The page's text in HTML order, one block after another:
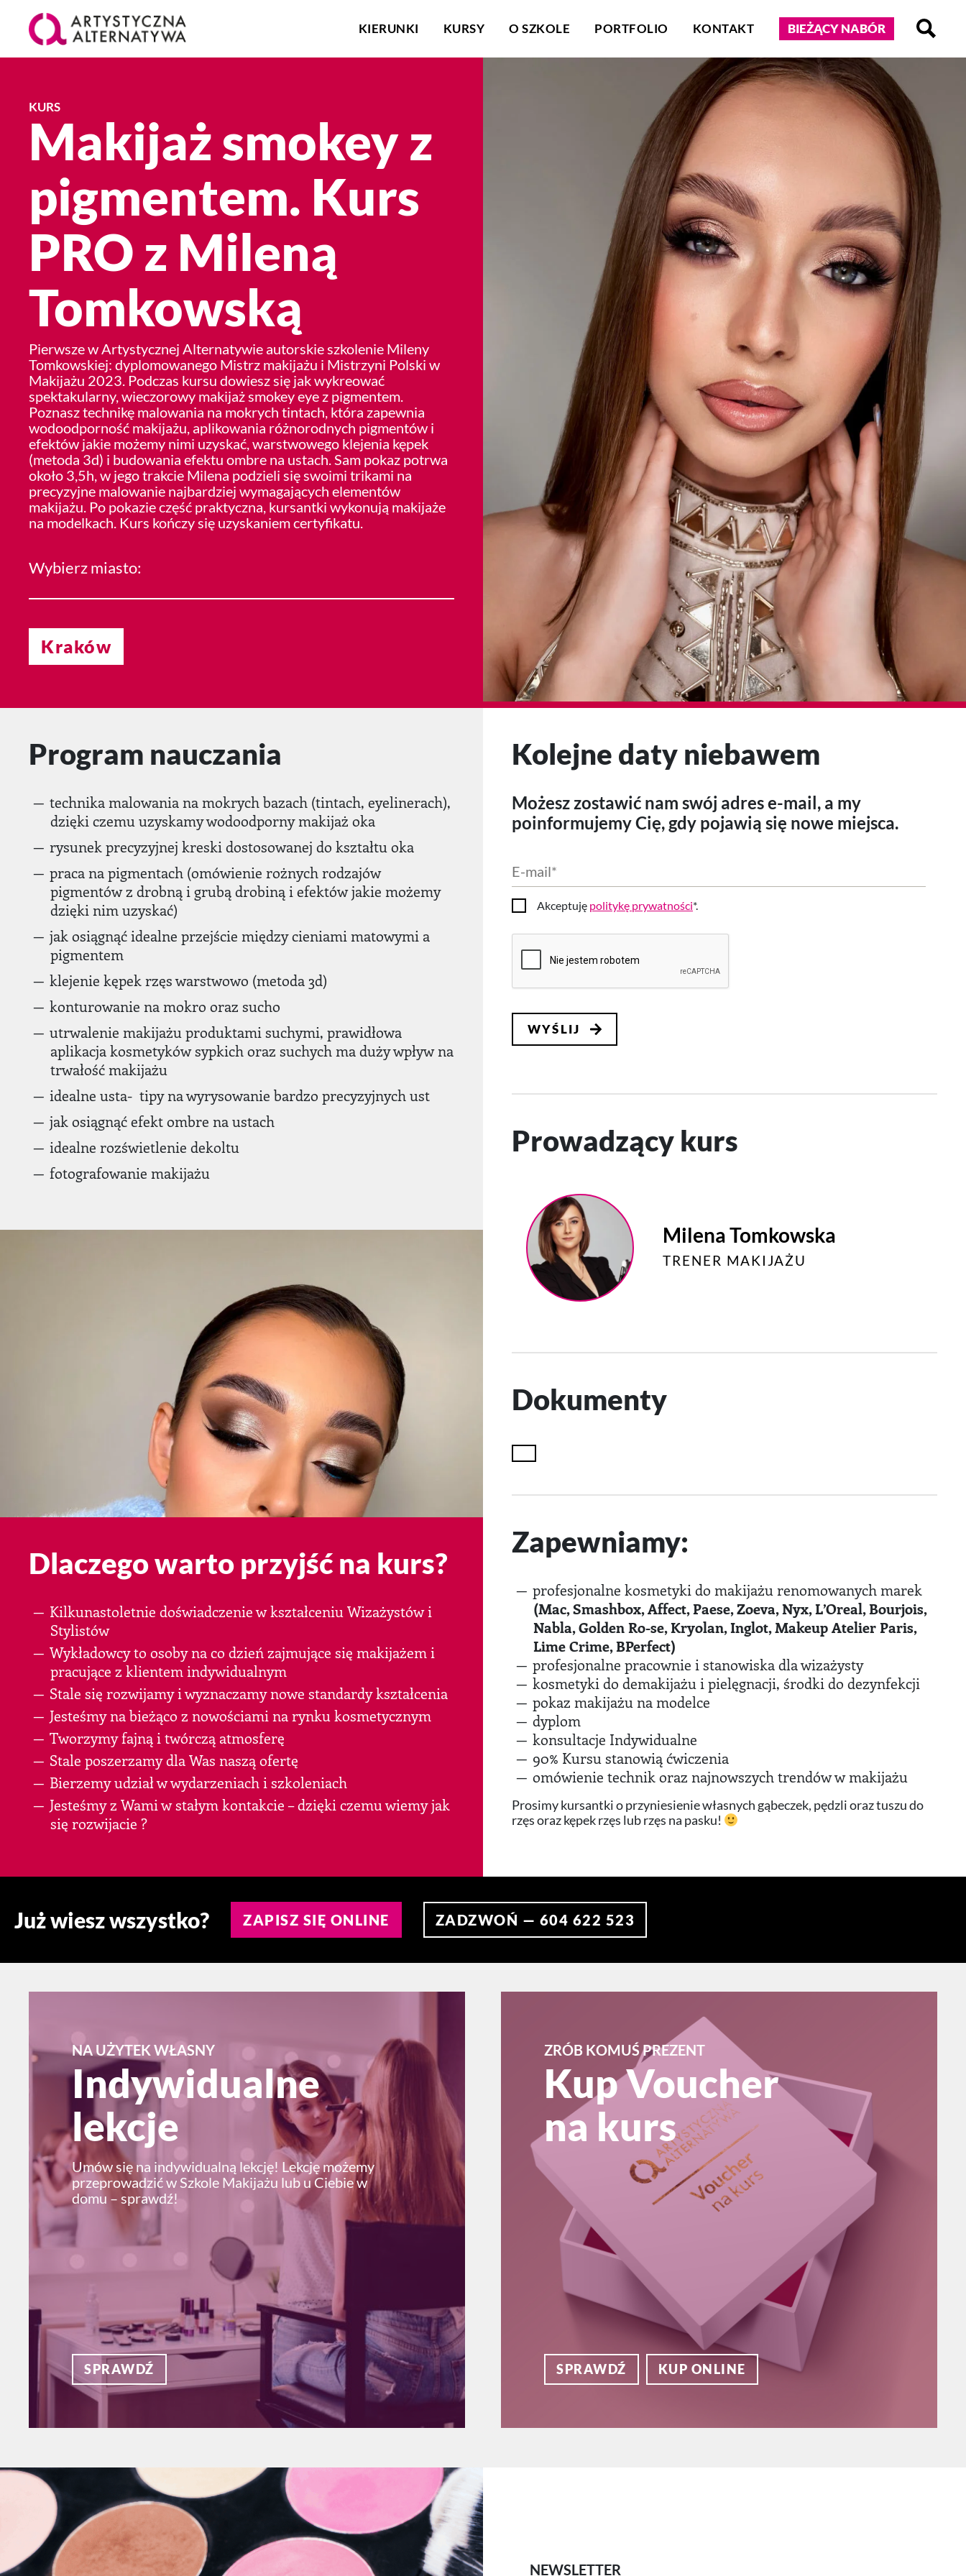
KIERUNKI KURSY O SZKOLE PORTFOLIO KONTAKT BIEŻĄCY NABÓR
KURS
Makijaż smokey z
pigmentem. Kurs
PRO z Mileną
Tomkowską
Pierwsze w Artystycznej Alternatywie autorskie szkolenie Mileny
Tomkowskiej: dyplomowanego Mistrz makijażu i Mistrzyni Polski w
Makijażu 2023. Podczas kursu dowiesz się jak wykreować
spektakularny, wieczorowy makijaż smokey eye z pigmentem.
Poznasz technikę malowania na mokrych tintach, która zapewnia
wodoodporność makijażu, aplikowania różnorodnych pigmentów i
efektów jakie możemy nimi uzyskać, warstwowego klejenia kępek
(metoda 3d) i budowania efektu ombre na ustach. Sam pokaz potrwa
około 3,5h, w jego trakcie Milena podzieli się swoimi trikami na
precyzyjne malowanie najbardziej wymagających elementów
makijażu. Po pokazie część praktyczna, kursantki wykonują makijaże
na modelkach. Kurs kończy się uzyskaniem certyfikatu.
Wybierz miasto:
Kraków
Program nauczania
technika malowania na mokrych bazach (tintach, eyelinerach),
dzięki czemu uzyskamy wodoodporny makijaż oka
rysunek precyzyjnej kreski dostosowanej do kształtu oka
praca na pigmentach (omówienie rożnych rodzajów
pigmentów z drobną i grubą drobiną i efektów jakie możemy
dzięki nim uzyskać)
jak osiągnąć idealne przejście między cieniami matowymi a
pigmentem
klejenie kępek rzęs warstwowo (metoda 3d)
konturowanie na mokro oraz sucho
utrwalenie makijażu produktami suchymi, prawidłowa
aplikacja kosmetyków sypkich oraz suchych ma duży wpływ na
trwałość makijażu
idealne usta- tipy na wyrysowanie bardzo precyzyjnych ust
jak osiągnąć efekt ombre na ustach
idealne rozświetlenie dekoltu
fotografowanie makijażu
Dlaczego warto przyjść na kurs?
Kilkunastoletnie doświadczenie w kształceniu Wizażystów i
Stylistów
Wykładowcy to osoby na co dzień zajmujące się makijażem i
pracujące z klientem indywidualnym
Stale się rozwijamy i wyznaczamy nowe standardy kształcenia
Jesteśmy na bieżąco z nowościami na rynku kosmetycznym
Tworzymy fajną i twórczą atmosferę
Stale poszerzamy dla Was naszą ofertę
Bierzemy udział w wydarzeniach i szkoleniach
Jesteśmy z Wami w stałym kontakcie – dzięki czemu wiemy jak
się rozwijacie ?
Kolejne daty niebawem
Możesz zostawić nam swój adres e-mail, a my
poinformujemy Cię, gdy pojawią się nowe miejsca.
E-
mail *
ZgodaAkceptuję politykę prywatności*.
CAPTCHA
Prowadzący kurs
Milena Tomkowska
TRENER MAKIJAŻU
Dokumenty
Zapewniamy:
profesjonalne kosmetyki do makijażu renomowanych marek
(Mac, Smashbox, Affect, Paese, Zoeva, Nyx, L’Oreal, Bourjois,
Nabla, Golden Ro-se, Kryolan, Inglot, Makeup Atelier Paris,
Lime Crime, BPerfect)
profesjonalne pracownie i stanowiska dla wizażysty
kosmetyki do demakijażu i pielęgnacji, środki do dezynfekcji
pokaz makijażu na modelce
dyplom
konsultacje Indywidualne
90% Kursu stanowią ćwiczenia
omówienie technik oraz najnowszych trendów w makijażu
Prosimy kursantki o przyniesienie własnych gąbeczek, pędzli oraz tuszu do
rzęs oraz kępek rzęs lub rzęs na pasku!
Już wiesz wszystko? ZAPISZ SIĘ ONLINE ZADZWOŃ — 604 622 523
NA UŻYTEK WŁASNY
Indywidualne
lekcje
Umów się na indywidualną lekcję! Lekcję możemy
przeprowadzić w Szkole Makijażu lub u Ciebie w
domu – sprawdź!
SPRAWDŹ
ZRÓB KOMUŚ PREZENT
Kup Voucher
na kurs
SPRAWDŹ KUP ONLINE
NEWSLETTER